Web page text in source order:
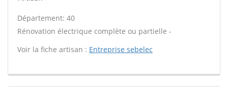
Département: 40
Rénovation électrique complète ou partielle -
Voir la fiche artisan : Entreprise sebelec